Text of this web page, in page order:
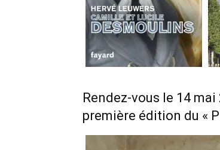
Rendez-vous le 14
première édition du «